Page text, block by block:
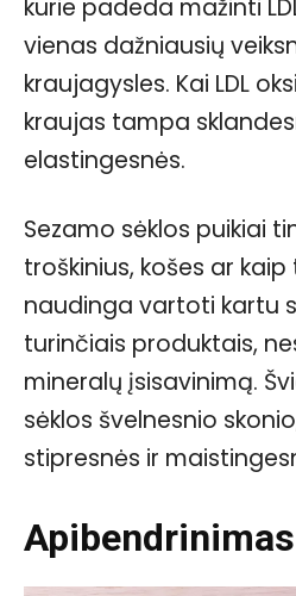
kurie padeda mažinti
vienas dažniausių
kraujagysles. Kai LDL
kraujas tampa
elastingesnės.
Sezamo sėklos puikiai
troškinius, košes ar
naudinga vartoti kartu
turinčiais produktais,
mineralų įsisavinimą.
sėklos švelnesnio
stipresnės ir
Apibendrinimas